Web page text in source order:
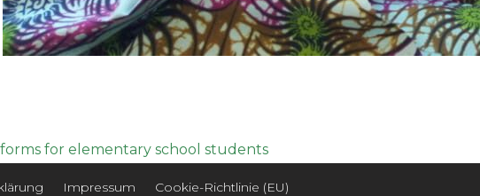
for elementary school students
Impressum Cookie-Richtlinie (EU)